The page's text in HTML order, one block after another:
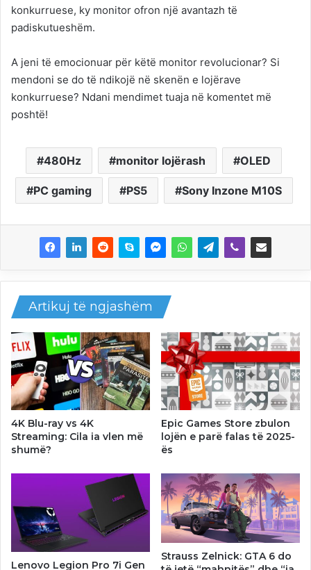
konkurruese, ky monitor ofron një avantazh të
padiskutueshëm.
A jeni të emocionuar për këtë monitor revolucionar? Si
mendoni se do të ndikojë në skenën e lojërave
konkurruese? Ndani mendimet tuaja në komentet më
poshtë!
480Hz monitor lojërash OLED
PC gaming PS5 Sony Inzone M10S
Artikuj të ngjashëm
4K Blu-ray vs 4K
Streaming: Cila ia vlen më
shumë?
Epic Games Store zbulon
lojën e parë falas të 2025-
ës
Lenovo Legion Pro 7i Gen
Strauss Zelnick: GTA 6 do